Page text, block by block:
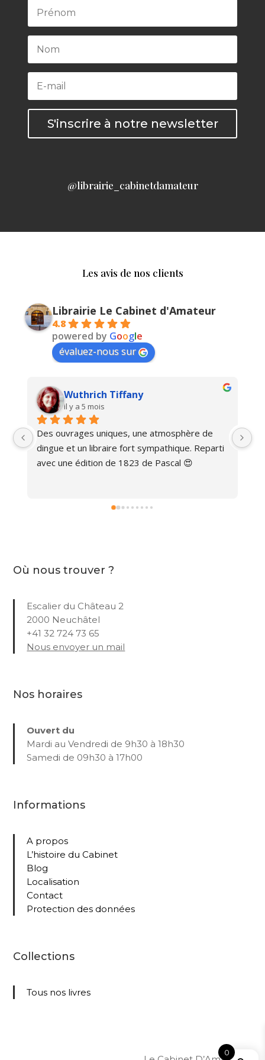
S'inscrire à notre newsletter
@librairie_cabinetdamateur
Les avis de nos clients
Librairie Le Cabinet d'Amateur
4.8
powered by Google
évaluez-nous sur
Wuthrich Tiffany
il y a 5 mois
Des ouvrages uniques, une atmosphère de
dingue et un libraire fort sympathique. Reparti
avec une édition de 1823 de Pascal 😍
Où nous trouver ?
Escalier du Château 2
2000 Neuchâtel
+41 32 724 73 65
Nous envoyer un mail
Nos horaires
Ouvert du
Mardi au Vendredi de 9h30 à 18h30
Samedi de 09h30 à 17h00
Informations
A propos
L’histoire du Cabinet
Blog
Localisation
Contact
Protection des données
Collections
Tous nos livres
0